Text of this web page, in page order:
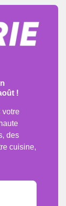
!
votre
des
cuisine,